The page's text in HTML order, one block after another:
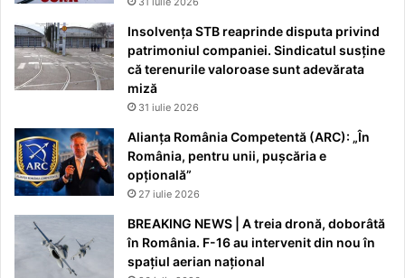
Insolvența STB reaprinde disputa privind
patrimoniul companiei. Sindicatul susține
că terenurile valoroase sunt adevărata
miză
31 iulie 2026
Alianța România Competentă (ARC): „În
România, pentru unii, pușcăria e
opțională”
27 iulie 2026
BREAKING NEWS | A treia dronă, doborâtă
în România. F-16 au intervenit din nou în
spațiul aerian național